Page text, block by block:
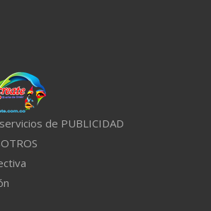
de PUBLICIDAD